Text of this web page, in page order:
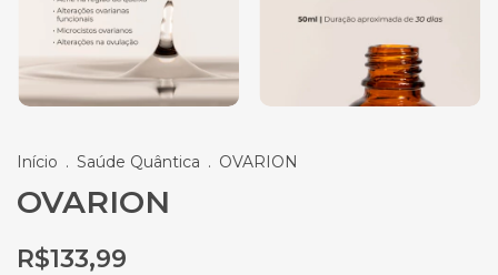
Início . Saúde Quântica . OVARION
OVARION
R$133,99